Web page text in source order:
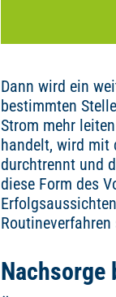
Dann wird ein
bestimmten
Strom mehr
handelt, wird mit
durchtrennt und
diese Form des
Nachsorge